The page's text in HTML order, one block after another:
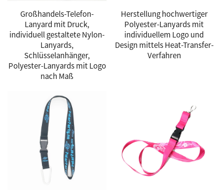
Großhandels-Telefon-
Lanyard mit Druck,
individuell gestaltete Nylon-
Lanyards,
Schlüsselanhänger,
Polyester-Lanyards mit Logo
nach Maß
Herstellung hochwertiger
Polyester-Lanyards mit
individuellem Logo und
Design mittels Heat-Transfer-
Verfahren